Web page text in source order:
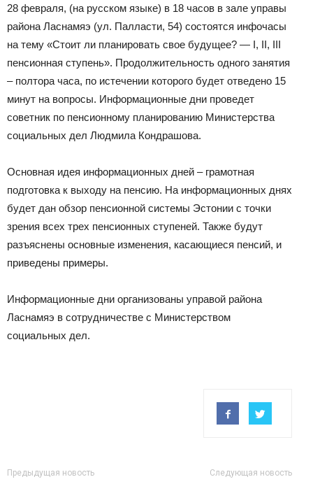
28 февраля, (на русском языке) в 18 часов в зале управы
района Ласнамяэ (ул. Палласти, 54) состоятся инфочасы
на тему «Стоит ли планировать свое будущее? — I, II, III
пенсионная ступень». Продолжительность одного занятия
– полтора часа, по истечении которого будет отведено 15
минут на вопросы. Информационные дни проведет
советник по пенсионному планированию Министерства
социальных дел Людмила Кондрашова.
Основная идея информационных дней – грамотная
подготовка к выходу на пенсию. На информационных днях
будет дан обзор пенсионной системы Эстонии с точки
зрения всех трех пенсионных ступеней. Также будут
разъяснены основные изменения, касающиеся пенсий, и
приведены примеры.
Информационные дни организованы управой района
Ласнамяэ в сотрудничестве с Министерством
социальных дел.
Предыдущая новость Следующая новость